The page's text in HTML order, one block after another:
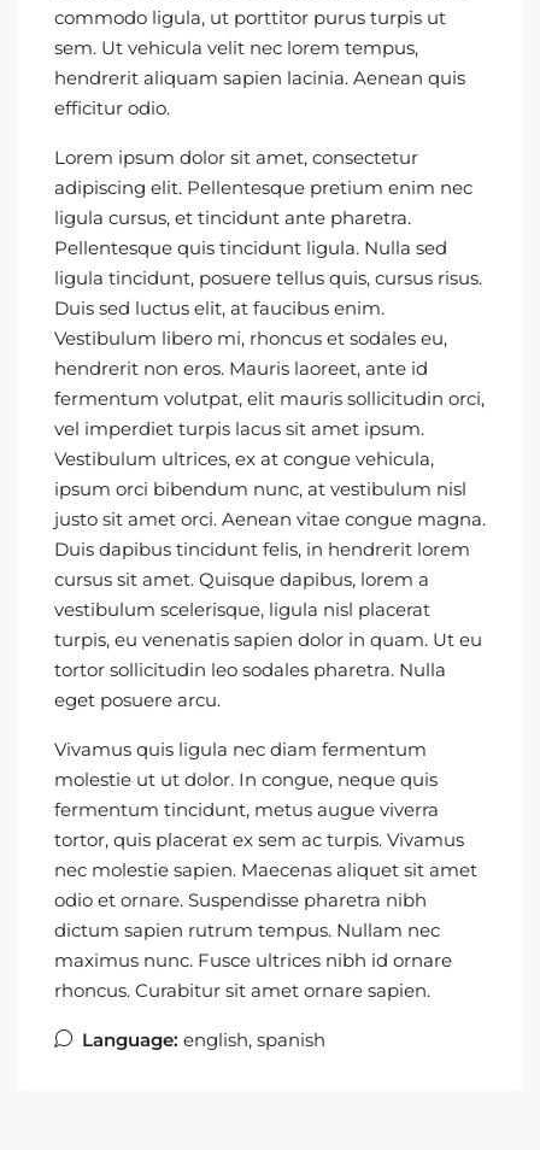
commodo ligula, ut porttitor purus turpis ut
sem. Ut vehicula velit nec lorem tempus,
hendrerit aliquam sapien lacinia. Aenean quis
efficitur odio.
Lorem ipsum dolor sit amet, consectetur
adipiscing elit. Pellentesque pretium enim nec
ligula cursus, et tincidunt ante pharetra.
Pellentesque quis tincidunt ligula. Nulla sed
ligula tincidunt, posuere tellus quis, cursus risus.
Duis sed luctus elit, at faucibus enim.
Vestibulum libero mi, rhoncus et sodales eu,
hendrerit non eros. Mauris laoreet, ante id
fermentum volutpat, elit mauris sollicitudin orci,
vel imperdiet turpis lacus sit amet ipsum.
Vestibulum ultrices, ex at congue vehicula,
ipsum orci bibendum nunc, at vestibulum nisl
justo sit amet orci. Aenean vitae congue magna.
Duis dapibus tincidunt felis, in hendrerit lorem
cursus sit amet. Quisque dapibus, lorem a
vestibulum scelerisque, ligula nisl placerat
turpis, eu venenatis sapien dolor in quam. Ut eu
tortor sollicitudin leo sodales pharetra. Nulla
eget posuere arcu.
Vivamus quis ligula nec diam fermentum
molestie ut ut dolor. In congue, neque quis
fermentum tincidunt, metus augue viverra
tortor, quis placerat ex sem ac turpis. Vivamus
nec molestie sapien. Maecenas aliquet sit amet
odio et ornare. Suspendisse pharetra nibh
dictum sapien rutrum tempus. Nullam nec
maximus nunc. Fusce ultrices nibh id ornare
rhoncus. Curabitur sit amet ornare sapien.
Language: english, spanish